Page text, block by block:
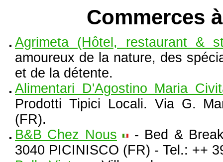
Commerces
Agrimeta (Hôtel, restaurant &
amoureux de la nature, des
et de la détente.
Alimentari D'Agostino Maria
Prodotti Tipici Locali. Via G.
(FR).
B&B Chez Nous
- Bed &
3040 PICINISCO (FR) - Tel.: ++